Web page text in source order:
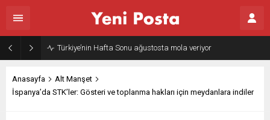
Türkiye’nin Hafta Sonu ağustosta mola veriyor
Anasayfa
Alt Manşet
İspanya’da STK’ler: Gösteri ve toplanma hakları için meydanlara indiler